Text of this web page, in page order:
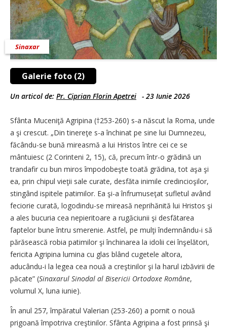
Galerie foto (2)
Sinaxar
Un articol de: Pr. Ciprian Florin Apetrei - 23 Iunie 2026
Sfânta Muceniţă Agripina (†253-260) s-a născut la Roma, unde
a şi crescut. „Din tinereţe s-a închinat pe sine lui Dumnezeu,
făcându-se bună mireasmă a lui Hristos între cei ce se
mântuiesc (2 Corinteni 2, 15), că, precum într-o grădină un
trandafir cu bun miros împodobeşte toată grădina, tot aşa şi
ea, prin chipul vieţii sale curate, desfăta inimile credincioşilor,
stingând ispitele patimilor. Ea şi-a înfrumuseţat sufletul având
feciorie curată, logodindu-se mireasă neprihănită lui Hristos şi
a ales bucuria cea nepieritoare a rugăciunii şi desfătarea
faptelor bune întru smerenie. Astfel, pe mulţi îndemnându-i să
părăsească robia patimilor şi închinarea la idolii cei înşelători,
fericita Agripina lumina cu glas blând cugetele altora,
aducându-i la legea cea nouă a creştinilor şi la harul izbăvirii de
păcate” (Sinaxarul Sinodal al Bisericii Ortodoxe Române,
volumul X, luna iunie).
În anul 257, împăratul Valerian (253-260) a pornit o nouă
prigoană împotriva creştinilor. Sfânta Agripina a fost prinsă şi